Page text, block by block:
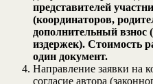
представителей
(координаторов,
дополнительный взнос
издержек). Стоимость
один документ.
Направление заявки на
согласие автора